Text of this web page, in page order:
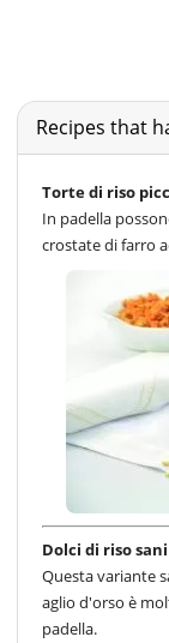
Recipes that
Torte di riso
In padella
crostate di farro
Dolci di riso
Questa variante
aglio d'orso è
padella.